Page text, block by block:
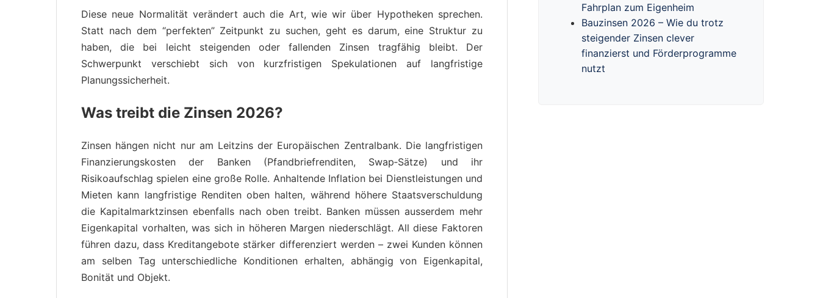
Diese neue Normalität verändert auch die Art, wie wir über Hypotheken sprechen.
Statt nach dem “perfekten” Zeitpunkt zu suchen, geht es darum, eine Struktur zu
haben, die bei leicht steigenden oder fallenden Zinsen tragfähig bleibt. Der
Schwerpunkt verschiebt sich von kurzfristigen Spekulationen auf langfristige
Planungssicherheit.
Was treibt die Zinsen 2026?
Zinsen hängen nicht nur am Leitzins der Europäischen Zentralbank. Die langfristigen
Finanzierungskosten der Banken (Pfandbriefrenditen, Swap‑Sätze) und ihr
Risikoaufschlag spielen eine große Rolle. Anhaltende Inflation bei Dienstleistungen und
Mieten kann langfristige Renditen oben halten, während höhere Staatsverschuldung
die Kapitalmarktzinsen ebenfalls nach oben treibt. Banken müssen ausserdem mehr
Eigenkapital vorhalten, was sich in höheren Margen niederschlägt. All diese Faktoren
führen dazu, dass Kreditangebote stärker differenziert werden – zwei Kunden können
am selben Tag unterschiedliche Konditionen erhalten, abhängig von Eigenkapital,
Bonität und Objekt.
Fahrplan zum Eigenheim
Bauzinsen 2026 – Wie du trotz
steigender Zinsen clever
finanzierst und Förderprogramme
nutzt